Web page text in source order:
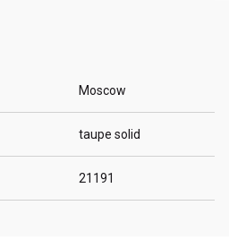
Moscow
taupe solid
21191